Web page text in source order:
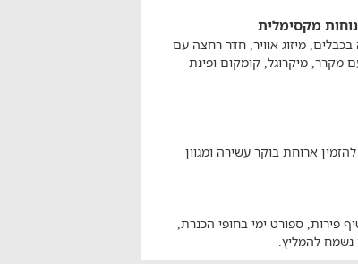
מקסימלית
בכבלים, מיזוג אוויר, חדר רחצה עם
מקרר, מיקרוגל, קומקום ופינת
ארוחת בוקר עשירה ומגוון
פירות, ספורט ימי בחופי הכנרת,
נשמח להמליץ.